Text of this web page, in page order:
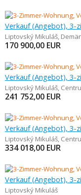
Verkauf (Angebot), 3-
Liptovský Mikuláš,
170 900,00 EUR
Verkauf (Angebot), 3-
Liptovský Mikuláš,
241 752,00 EUR
Verkauf (Angebot), 3-
Liptovský Mikuláš,
334 018,00 EUR
Verkauf (Angebot), 3-
Liptovský Mikuláš